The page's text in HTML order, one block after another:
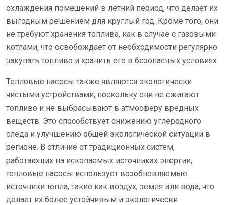
охлаждения помещений в летний период, что делает их
выгодным решением для круглый год. Кроме того, они
не требуют хранения топлива, как в случае с газовыми
котлами, что освобождает от необходимости регулярно
закупать топливо и хранить его в безопасных условиях.
Тепловые насосы также являются экологически
чистыми устройствами, поскольку они не сжигают
топливо и не выбрасывают в атмосферу вредных
веществ. Это способствует снижению углеродного
следа и улучшению общей экологической ситуации в
регионе. В отличие от традиционных систем,
работающих на ископаемых источниках энергии,
тепловые насосы использует возобновляемые
источники тепла, такие как воздух, земля или вода, что
делает их более устойчивым и экологически